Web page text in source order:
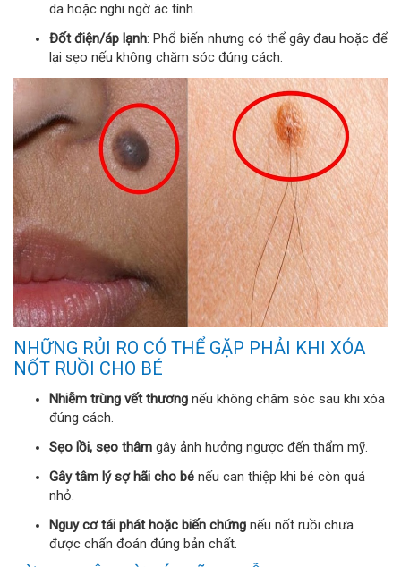
da hoặc nghi ngờ ác tính.
Đốt điện/áp lạnh: Phổ biến nhưng có thể gây đau hoặc để
lại sẹo nếu không chăm sóc đúng cách.
NHỮNG RỦI RO CÓ THỂ GẶP PHẢI KHI XÓA
NỐT RUỒI CHO BÉ
Nhiễm trùng vết thương nếu không chăm sóc sau khi xóa
đúng cách.
Sẹo lồi, sẹo thâm gây ảnh hưởng ngược đến thẩm mỹ.
Gây tâm lý sợ hãi cho bé nếu can thiệp khi bé còn quá
nhỏ.
Nguy cơ tái phát hoặc biến chứng nếu nốt ruồi chưa
được chẩn đoán đúng bản chất.